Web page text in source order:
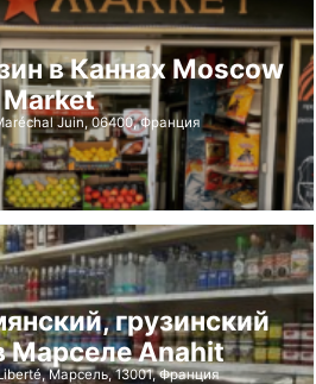
в Каннах Moscow
Market
Juin, 06400, Франция
грузинский
Марселе Anahit
Марсель, 13001, Франция